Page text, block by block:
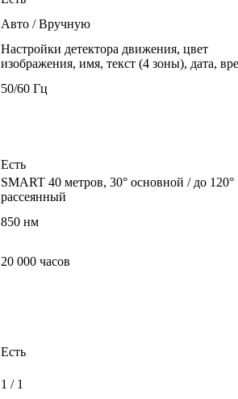
Авто / Вручную
Настройки детектора движения, цвет
изображения, имя, текст (4 зоны), дата,
50/60 Гц
Есть
SMART 40 метров, 30° основной / до 120°
рассеянный
850 нм
20 000 часов
Есть
1 / 1